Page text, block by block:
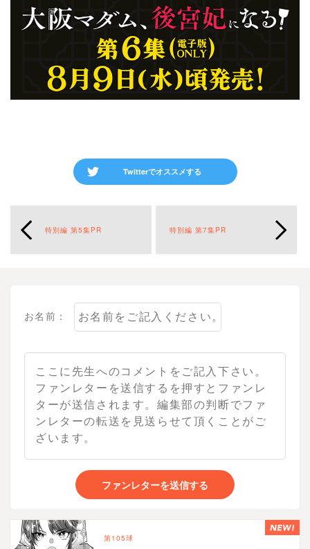
Twitterでオススメする
特別編 第5集PR 特別編 第7集PR
お名前：
ファンレターを送信する
第105球